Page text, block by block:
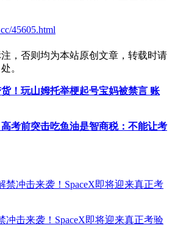
45605.html
，否则均为本站原创文章，转载时请
。
货！玩山姆托举梗起号宝妈被禁言 账
考前突击吃鱼油是智商税：不能让考
冲击来袭！SpaceX即将迎来真正考验